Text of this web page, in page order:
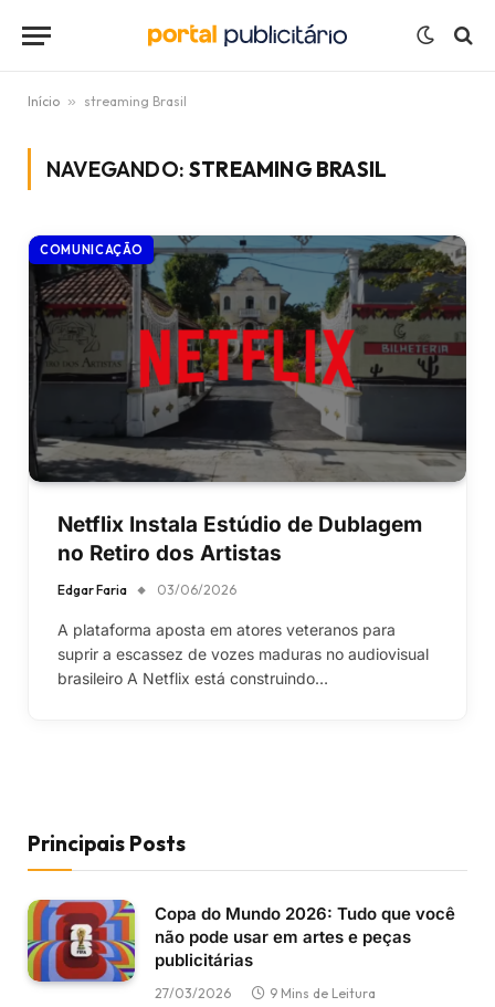
Início » streaming Brasil
NAVEGANDO:STREAMING BRASIL
COMUNICAÇÃO
Netflix Instala Estúdio de Dublagem
no Retiro dos Artistas
Edgar Faria 03/06/2026
A plataforma aposta em atores veteranos para
suprir a escassez de vozes maduras no audiovisual
brasileiro A Netflix está construindo…
Principais Posts
Copa do Mundo 2026: Tudo que você
não pode usar em artes e peças
publicitárias
27/03/2026 9 Mins de Leitura